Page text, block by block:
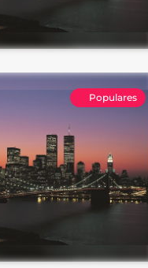
Populares